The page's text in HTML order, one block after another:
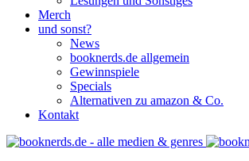
Merch
und sonst?
News
booknerds.de allgemein
Gewinnspiele
Specials
Alternativen zu amazon & Co.
Kontakt